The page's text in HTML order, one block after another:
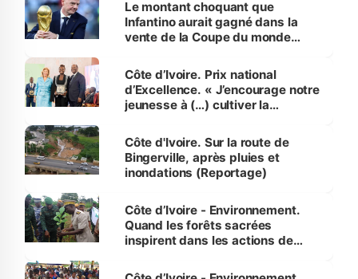
Le montant choquant que
Infantino aurait gagné dans la
vente de la Coupe du monde
Côte d’Ivoire. Prix national
d’Excellence. « J’encourage notre
jeunesse à (…) cultiver la
(Alassane Ouattara
Côte d'Ivoire. Sur la route de
Bingerville, après pluies et
inondations (Reportage)
Côte d’Ivoire - Environnement.
Quand les forêts sacrées
inspirent dans les actions de